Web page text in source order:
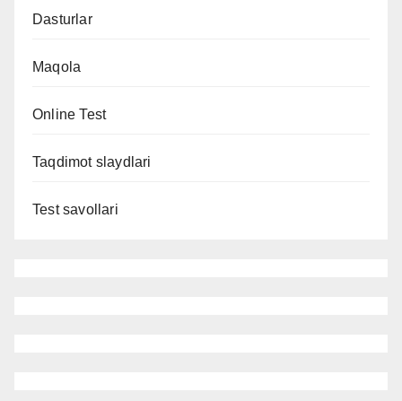
Dasturlar
Maqola
Online Test
Taqdimot slaydlari
Test savollari